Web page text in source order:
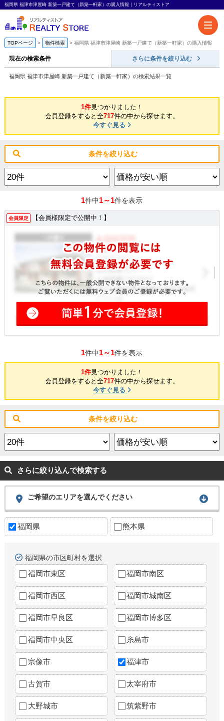
福岡県 福津市津屋崎 新築一戸建て（新築一軒家）の購入情報｜リアルティストア
TOPページ 物件検索 福岡県 福津市津屋崎 新築一戸建て（新築一軒家）の購入情報
現在の検索条件 さらに条件を絞り込む
福岡県 福津市津屋崎 新築一戸建て（新築一軒家）の検索結果一覧
1件見つかりました！
会員登録をすると全717件の中から探せます。
今すぐ見る
条件を絞り込む
1件中1～1件を表示
会員限定 【会員様限定で公開中！】
1件中1～1件を表示
1件見つかりました！
会員登録をすると全717件の中から探せます。
今すぐ見る
条件を絞り込む
さらに絞り込んで検索する
ご希望のエリアを選んでください
福岡県 熊本県
福岡県の市区町村を選択
福岡市東区 福岡市南区
福岡市西区 福岡市城南区
福岡市早良区 福岡市博多区
福岡市中央区 糸島市
宗像市 福津市
古賀市 太宰府市
大野城市 筑紫野市